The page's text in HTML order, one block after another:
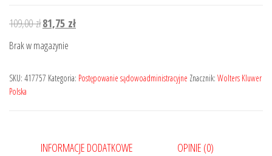
109,00złPierwotna
wynosiła:
109,00 zł.
81,75 złAktualna
81,75 zł.
Brak w magazynie
SKU: 417757 Kategoria: Postępowanie sądowoadministracyjne Znacznik: Wolters Kluwer
Polska
INFORMACJE DODATKOWE OPINIE (0)